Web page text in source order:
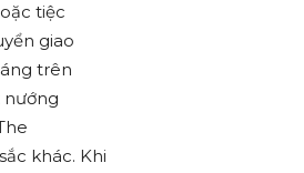
tiệc
giao
trên
nướng
khác. Khi